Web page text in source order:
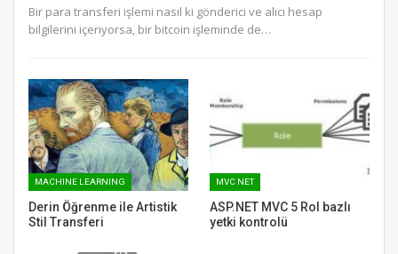
Bir para transferi işlemi nasıl ki gönderici ve alıcı hesap
bilgilerini içeriyorsa, bir bitcoin işleminde de…
MACHINE LEARNING
Derin Öğrenme ile Artistik
Stil Transferi
MVC NET
ASP.NET MVC 5 Rol bazlı
yetki kontrolü